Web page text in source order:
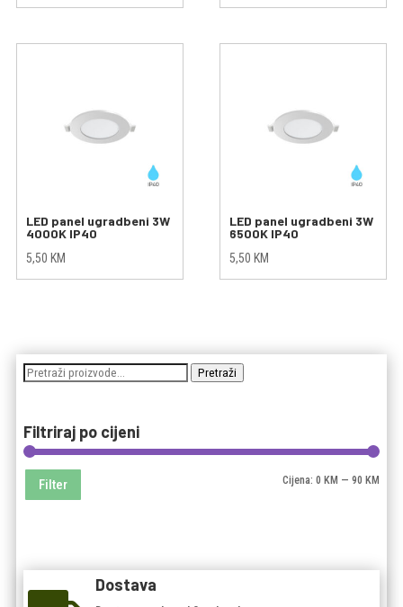
LED panel ugradbeni 3W
4000K IP40
5,50 KM
LED panel ugradbeni 3W
6500K IP40
5,50 KM
Pretraži: Pretraži
Filtriraj po cijeni
Filter Cijena: 0 KM — 90 KM
Dostava